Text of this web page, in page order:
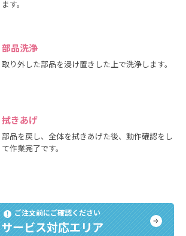
ます。
部品洗浄
取り外した部品を浸け置きした上で洗浄します。
拭きあげ
部品を戻し、全体を拭きあげた後、動作確認をし
て作業完了です。
ご注文前にご確認ください
サービス対応エリア